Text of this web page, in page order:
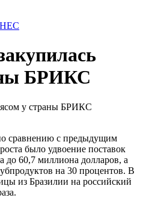
БРИКС
сравнению с предыдущим
было удвоение поставок
до 60,7 миллиона долларов, а
на 30 процентов. В
из Бразилии на российский